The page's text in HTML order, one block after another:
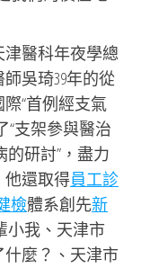
醫科年夜學總
吳琦39年的從
際“首例經支氣
“支架參與醫治
的研討”，盡力
他還取得員工診
檢體系創先新
小我、天津市
麼？、天津市